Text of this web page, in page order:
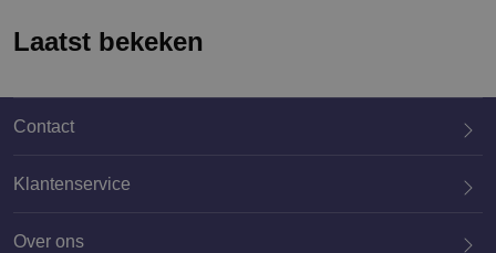
Laatst bekeken
Contact
020 659 3444
Klantenservice
Over ons